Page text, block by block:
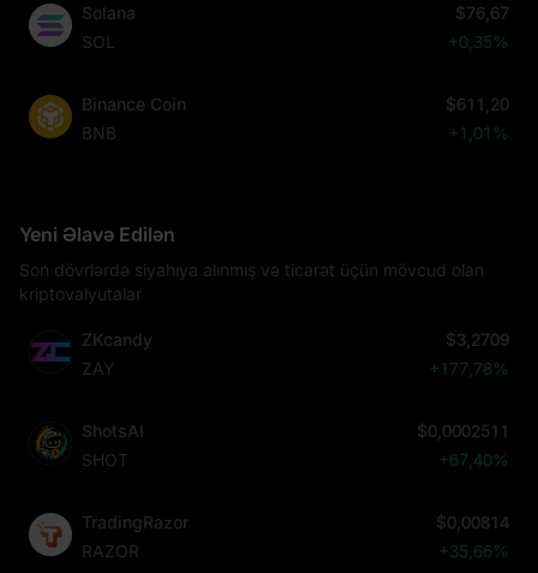
Solana
SOL
$76,67
+0,35%
Binance Coin
BNB
$611,20
+1,01%
Yeni Əlavə Edilən
Son dövrlərdə siyahıya alınmış və ticarət üçün mövcud olan
kriptovalyutalar
ZKcandy
ZAY
$3,2709
+177,78%
ShotsAI
SHOT
$0,0002511
+67,40%
TradingRazor
RAZOR
$0,00814
+35,66%